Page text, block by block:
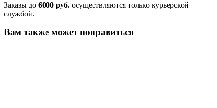
Заказы до 6000 руб. осуществляются только курьерской
службой.
Вам также может понравиться